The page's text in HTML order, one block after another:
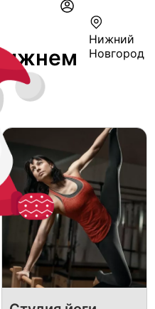
Нижний
Новгород